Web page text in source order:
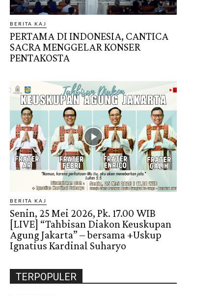
BERITA KAJ
PERTAMA DI INDONESIA, CANTICA
SACRA MENGGELAR KONSER
PENTAKOSTA
BERITA KAJ
Senin, 25 Mei 2026, Pk. 17.00 WIB
[LIVE] “Tahbisan Diakon Keuskupan
Agung Jakarta” – bersama +Uskup
Ignatius Kardinal Suharyo
TERPOPULER